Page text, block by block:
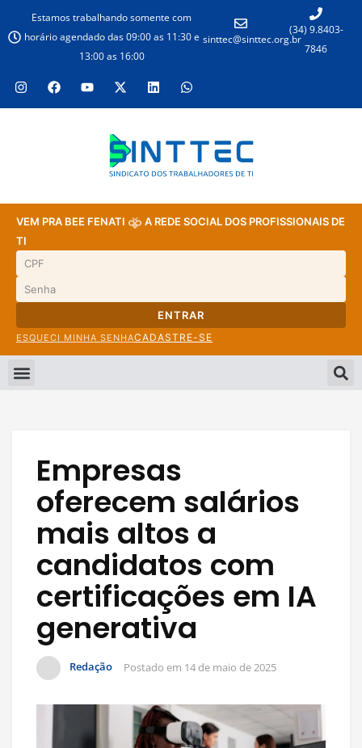
Estamos trabalhando somente com
horário agendado das 09:00 as 11:30 e
13:00 as 16:00
sinttec@sinttec.org.br
(34) 9.8403-
7846
VEM PRA BEE FENATI
A REDE SOCIAL DOS PROFISSIONAIS DE
TI
ENTRAR
ESQUECI MINHA SENHACADASTRE-SE
Empresas
oferecem salários
mais altos a
candidatos com
certificações em IA
generativa
Redação Postado em 14 de maio de 2025